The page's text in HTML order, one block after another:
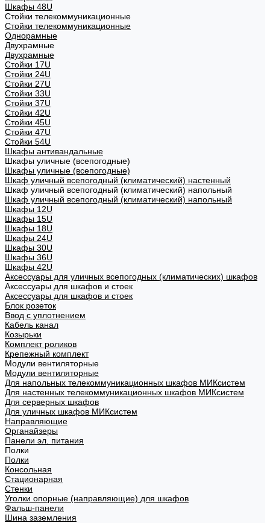
Шкафы 48U
Стойки телекоммуникационные
Стойки телекоммуникационные
Однорамные
Двухрамные
Двухрамные
Стойки 17U
Стойки 24U
Стойки 27U
Стойки 33U
Стойки 37U
Стойки 42U
Стойки 45U
Стойки 47U
Стойки 54U
Шкафы антивандальные
Шкафы уличные (всепогодные)
Шкафы уличные (всепогодные)
Шкаф уличный всепогодный (климатический) настенный
Шкаф уличный всепогодный (климатический) напольный
Шкаф уличный всепогодный (климатический) напольный
Шкафы 12U
Шкафы 15U
Шкафы 18U
Шкафы 24U
Шкафы 30U
Шкафы 36U
Шкафы 42U
Аксессуары для уличных всепогодных (климатических) шкафов
Аксессуары для шкафов и стоек
Аксессуары для шкафов и стоек
Блок розеток
Ввод с уплотнением
Кабель канал
Козырьки
Комплект роликов
Крепежный комплект
Модули вентиляторные
Модули вентиляторные
Для напольных телекоммуникационных шкафов МИКсистем
Для настенных телекоммуникационных шкафов МИКсистем
Для серверных шкафов
Для уличных шкафов МИКсистем
Направляющие
Органайзеры
Панели эл. питания
Полки
Полки
Консольная
Стационарная
Стенки
Уголки опорные (направляющие) для шкафов
Фальш-панели
Шина заземления